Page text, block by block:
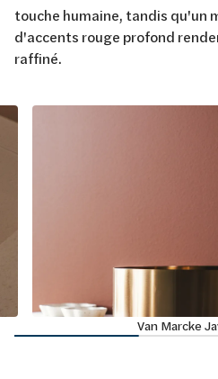
touche humaine, tandis qu'un
d'accents rouge profond
raffiné.
Van Marcke